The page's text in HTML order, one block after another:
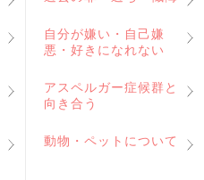
自分が嫌い・自己嫌
悪・好きになれない
アスペルガー症候群と
向き合う
動物・ペットについて